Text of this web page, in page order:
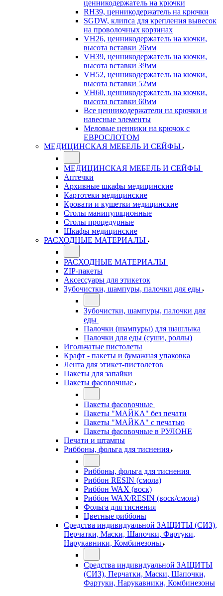
ценникодержатель на крючки
RH39, ценникодержатель на крючки
SGDW, клипса для крепления вывесок
на проволочных корзинах
VH26, ценникодержатель на кючки,
высота вставки 26мм
VH39, ценникодержатель на кючки,
высота вставки 39мм
VH52, ценникодержатель на кючки,
высота вставки 52мм
VH60, ценникодержатель на кючки,
высота вставки 60мм
Все ценникодержатели на крючки и
навесные элементы
Меловые ценники на крючок с
ЕВРОСЛОТОМ
МЕДИЦИНСКАЯ МЕБЕЛЬ И СЕЙФЫ
МЕДИЦИНСКАЯ МЕБЕЛЬ И СЕЙФЫ
Аптечки
Архивные шкафы медицинские
Картотеки медицинские
Кровати и кушетки медицинские
Столы манипуляционные
Столы процедурные
Шкафы медицинские
РАСХОДНЫЕ МАТЕРИАЛЫ
РАСХОДНЫЕ МАТЕРИАЛЫ
ZIP-пакеты
Аксессуары для этикеток
Зубочистки, шампуры, палочки для еды
Зубочистки, шампуры, палочки для
еды
Палочки (шампуры) для шашлыка
Палочки для еды (суши, роллы)
Игольчатые пистолеты
Крафт - пакеты и бумажная упаковка
Лента для этикет-пистолетов
Пакеты для запайки
Пакеты фасовочные
Пакеты фасовочные
Пакеты "МАЙКА" без печати
Пакеты "МАЙКА" с печатью
Пакеты фасовочные в РУЛОНЕ
Печати и штампы
Риббоны, фольга для тиснения
Риббоны, фольга для тиснения
Риббон RESIN (смола)
Риббон WAX (воск)
Риббон WAX/RESIN (воск/смола)
Фольга для тиснения
Цветные риббоны
Средства индивидуальной ЗАЩИТЫ (СИЗ),
Перчатки, Маски, Шапочки, Фартуки,
Нарукавники, Комбинезоны
Средства индивидуальной ЗАЩИТЫ
(СИЗ), Перчатки, Маски, Шапочки,
Фартуки, Нарукавники, Комбинезоны